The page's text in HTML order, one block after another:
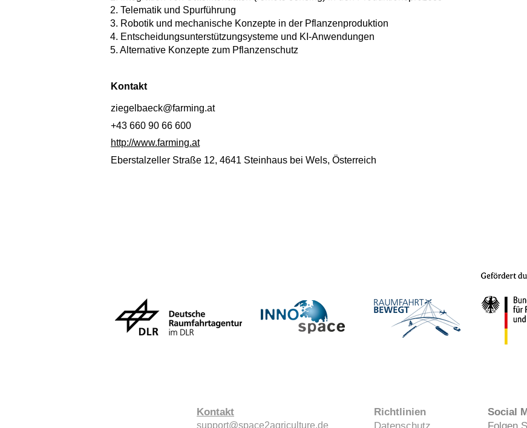
2. Telematik und Spurführung
3. Robotik und mechanische Konzepte in der Pflanzenproduktion
4. Entscheidungsunterstützungsysteme und KI-Anwendungen
5. Alternative Konzepte zum Pflanzenschutz
Kontakt
ziegelbaeck@farming.at
+43 660 90 66 600
http://www.farming.at
Eberstalzeller Straße 12, 4641 Steinhaus bei Wels, Österreich
Kontakt
support@space2agriculture.de
Richtlinien
Social